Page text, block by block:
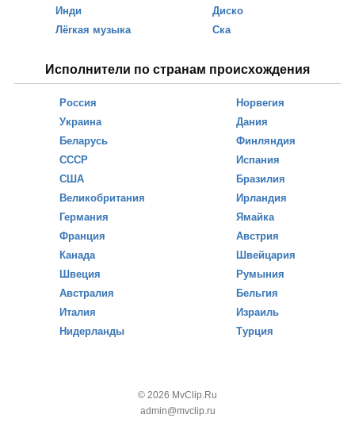
Инди
Лёгкая музыка
Диско
Ска
Исполнители по странам происхождения
Россия
Украина
Беларусь
СССР
США
Великобритания
Германия
Франция
Канада
Швеция
Австралия
Италия
Нидерланды
Норвегия
Дания
Финляндия
Испания
Бразилия
Ирландия
Ямайка
Австрия
Швейцария
Румыния
Бельгия
Израиль
Турция
© 2026 MvClip.Ru
admin@mvclip.ru